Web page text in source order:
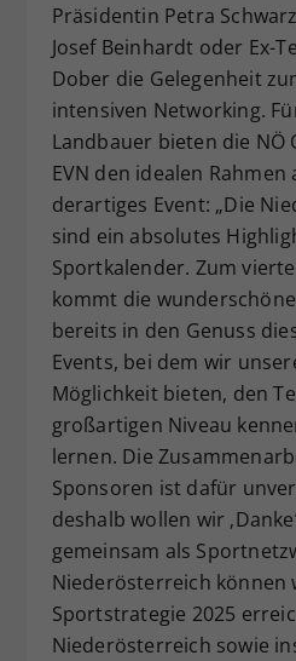
Präsidentin Petra
Josef Beinhardt oder Ex-
Dober die Gelegenheit
intensiven Networking.
Landbauer bieten die NÖ
EVN den idealen Rahmen
derartiges Event: „Die
sind ein absolutes
Sportkalender. Zum
kommt die
bereits in den Genuss
Events, bei dem wir
Möglichkeit bieten, den
großartigen Niveau
lernen. Die
Sponsoren ist dafür
deshalb wollen wir
gemeinsam als
Niederösterreich können
Sportstrategie 2025
Niederösterreich sowie